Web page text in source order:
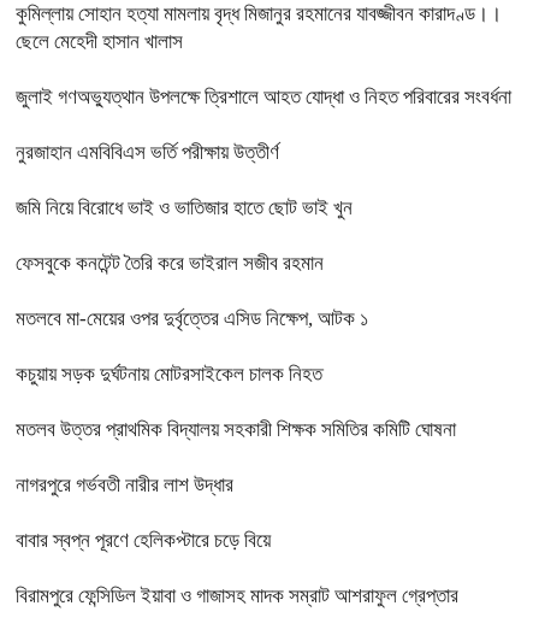
কুমিল্লায় সোহান হত্যা মামলায় বৃদ্ধ মিজানুর রহমানের যাবজ্জীবন কারাদণ্ড।।
ছেলে মেহেদী হাসান খালাস
জুলাই গণঅভ্যুত্থান উপলক্ষে ত্রিশালে আহত যোদ্ধা ও নিহত পরিবারের সংবর্ধনা
নুরজাহান এমবিবিএস ভর্তি পরীক্ষায় উত্তীর্ণ
জমি নিয়ে বিরোধে ভাই ও ভাতিজার হাতে ছোট ভাই খুন
ফেসবুকে কনটেন্ট তৈরি করে ভাইরাল সজীব রহমান
মতলবে মা-মেয়ের ওপর দুর্বৃত্তের এসিড নিক্ষেপ, আটক ১
কচুয়ায় সড়ক দুর্ঘটনায় মোটরসাইকেল চালক নিহত
মতলব উত্তর প্রাথমিক বিদ্যালয় সহকারী শিক্ষক সমিতির কমিটি ঘোষনা
নাগরপুরে গর্ভবতী নারীর লাশ উদ্ধার
বাবার স্বপ্ন পূরণে হেলিকপ্টারে চড়ে বিয়ে
বিরামপুরে ফেন্সিডিল ইয়াবা ও গাজাসহ মাদক সম্রাট আশরাফুল গ্রেপ্তার